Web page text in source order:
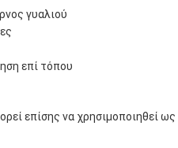
γυαλιού
επί τόπου
επίσης να χρησιμοποιηθεί